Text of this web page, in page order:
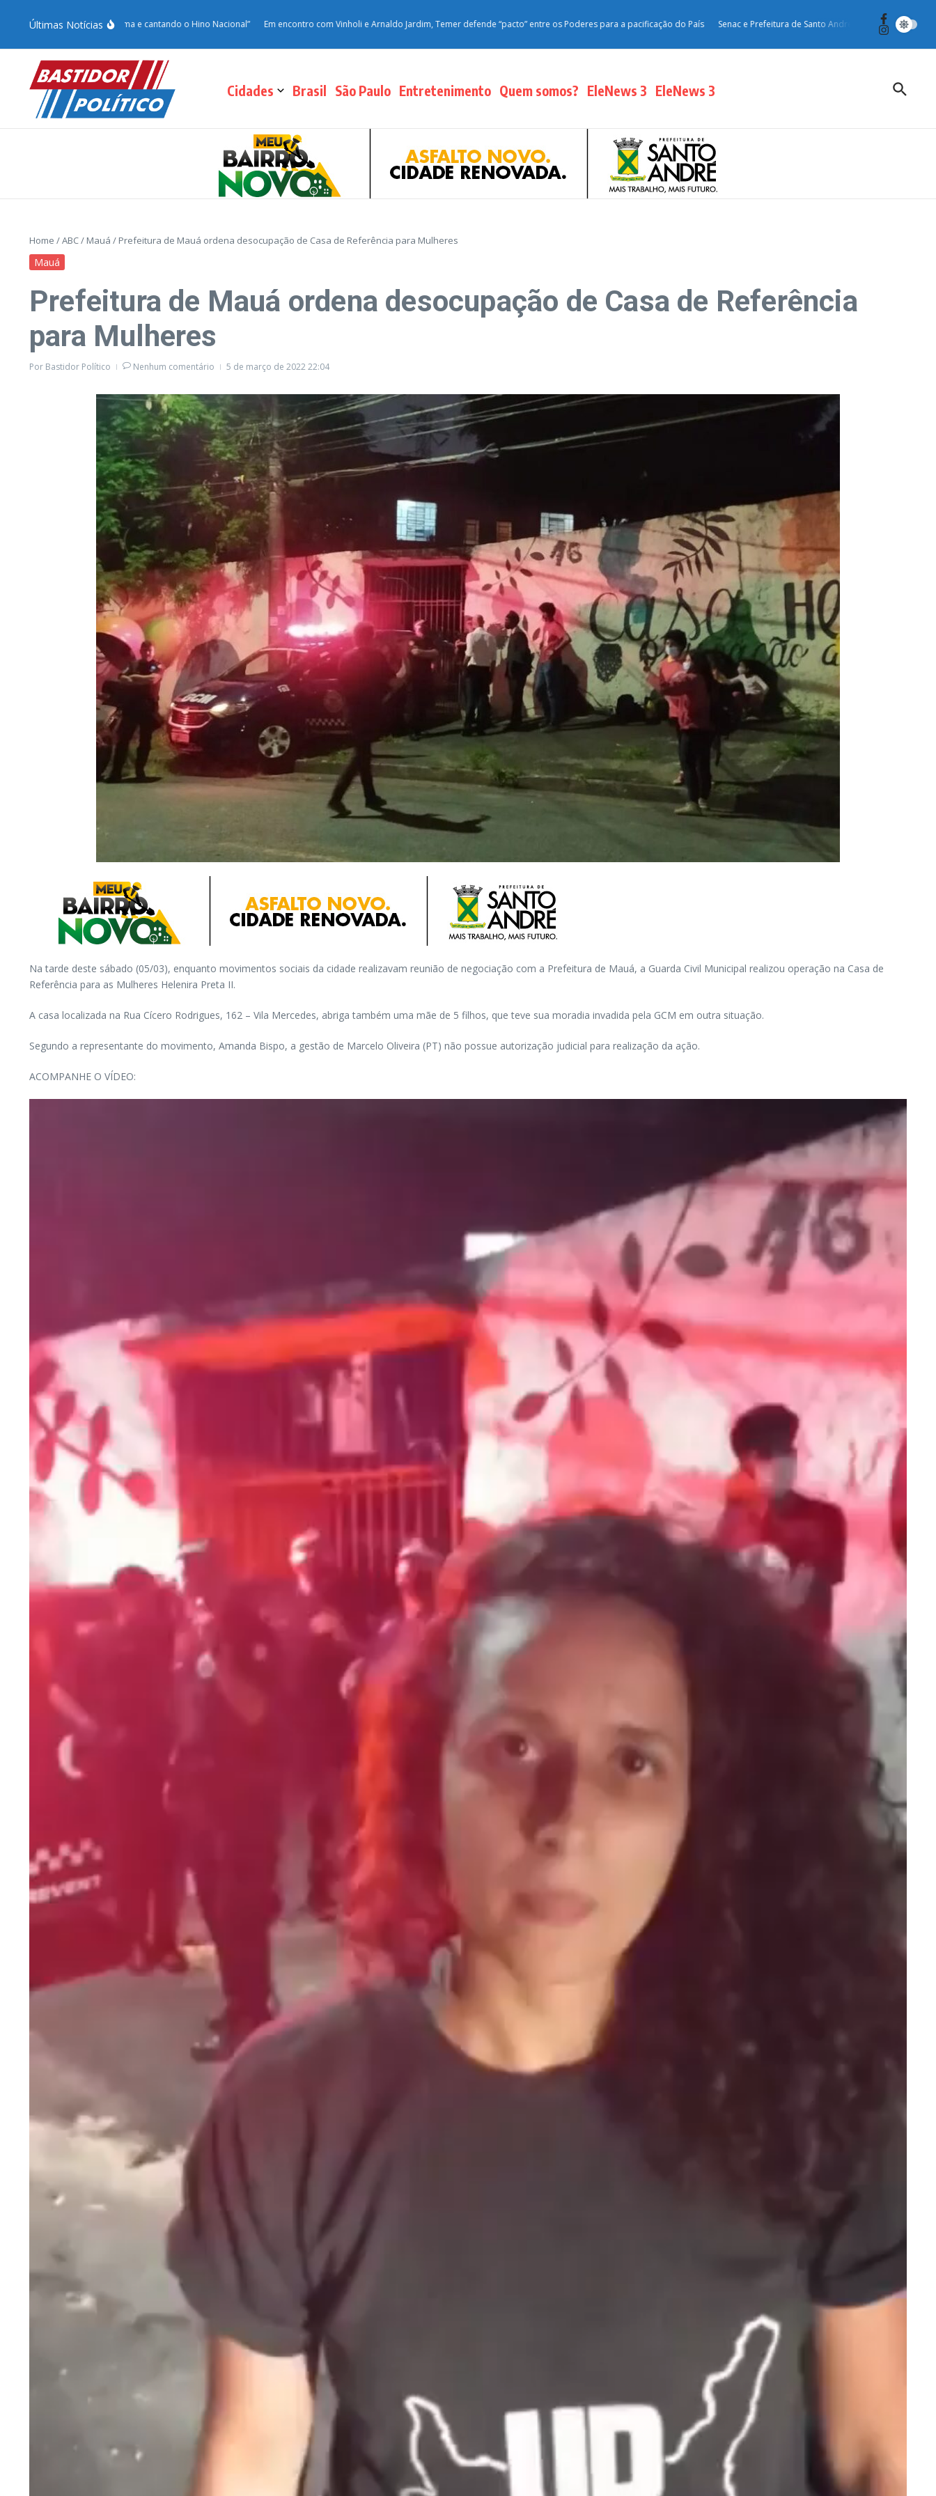
Últimas Notícias
o dia cortando grama e cantando o Hino Nacional” Em encontro com Vinholi e Arnaldo Jardim, Temer defende “pacto” entre os Poderes para a pacificação do País Senac e Prefeitura de Santo André oferecem curso gratuito de
Cidades Brasil São Paulo Entretenimento Quem somos? EleNews 3 EleNews 3
Home /ABC/ Mauá / Prefeitura de Mauá ordena desocupação de Casa de Referência para Mulheres
Mauá
Prefeitura de Mauá ordena desocupação de Casa de Referência
para Mulheres
Por Bastidor Político Nenhum comentário 5 de março de 202222:04
Na tarde deste sábado (05/03), enquanto movimentos sociais da cidade realizavam reunião de negociação com a Prefeitura de Mauá, a Guarda Civil Municipal realizou operação na Casa de
Referência para as Mulheres Helenira Preta II.
A casa localizada na Rua Cícero Rodrigues, 162 – Vila Mercedes, abriga também uma mãe de 5 filhos, que teve sua moradia invadida pela GCM em outra situação.
Segundo a representante do movimento, Amanda Bispo, a gestão de Marcelo Oliveira (PT) não possue autorização judicial para realização da ação.
ACOMPANHE O VÍDEO: